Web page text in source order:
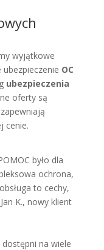
wyjątkowe
OC
ubezpieczenia
oferty są
cenie.
było dla
ochrona,
to cechy,
K., nowy klient
dostępni na wiele